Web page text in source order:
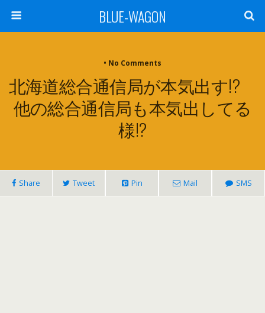
BLUE-WAGON
• No Comments
北海道総合通信局が本気出す!?
他の総合通信局も本気出してる
様!?
Share Tweet Pin Mail SMS